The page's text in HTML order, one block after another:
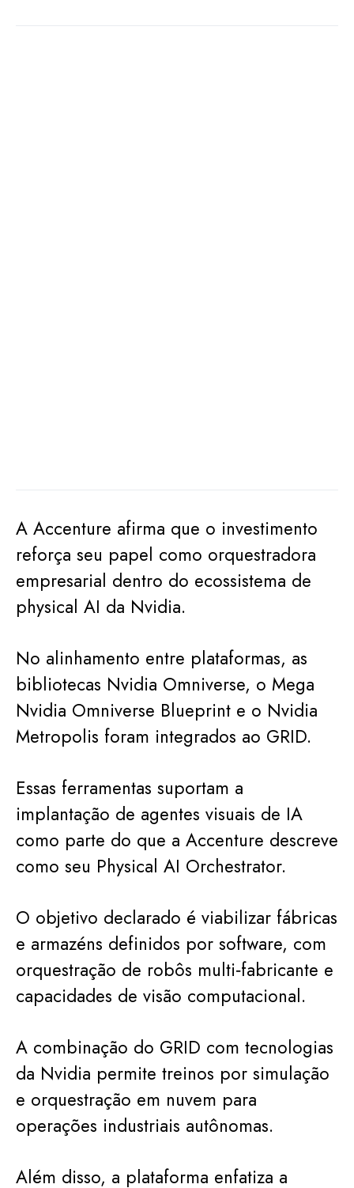
A Accenture afirma que o investimento
reforça seu papel como orquestradora
empresarial dentro do ecossistema de
physical AI da Nvidia.
No alinhamento entre plataformas, as
bibliotecas Nvidia Omniverse, o Mega
Nvidia Omniverse Blueprint e o Nvidia
Metropolis foram integrados ao GRID.
Essas ferramentas suportam a
implantação de agentes visuais de IA
como parte do que a Accenture descreve
como seu Physical AI Orchestrator.
O objetivo declarado é viabilizar fábricas
e armazéns definidos por software, com
orquestração de robôs multi‑fabricante e
capacidades de visão computacional.
A combinação do GRID com tecnologias
da Nvidia permite treinos por simulação
e orquestração em nuvem para
operações industriais autônomas.
Além disso, a plataforma enfatiza a